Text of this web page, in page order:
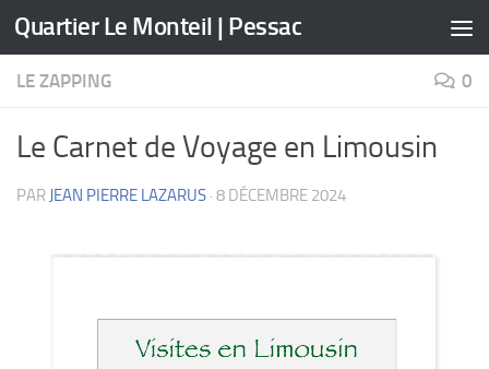
Skip to content
Quartier Le Monteil | Pessac
LE ZAPPING 0
Le Carnet de Voyage en Limousin
PAR JEAN PIERRE LAZARUS · 8 DÉCEMBRE 2024